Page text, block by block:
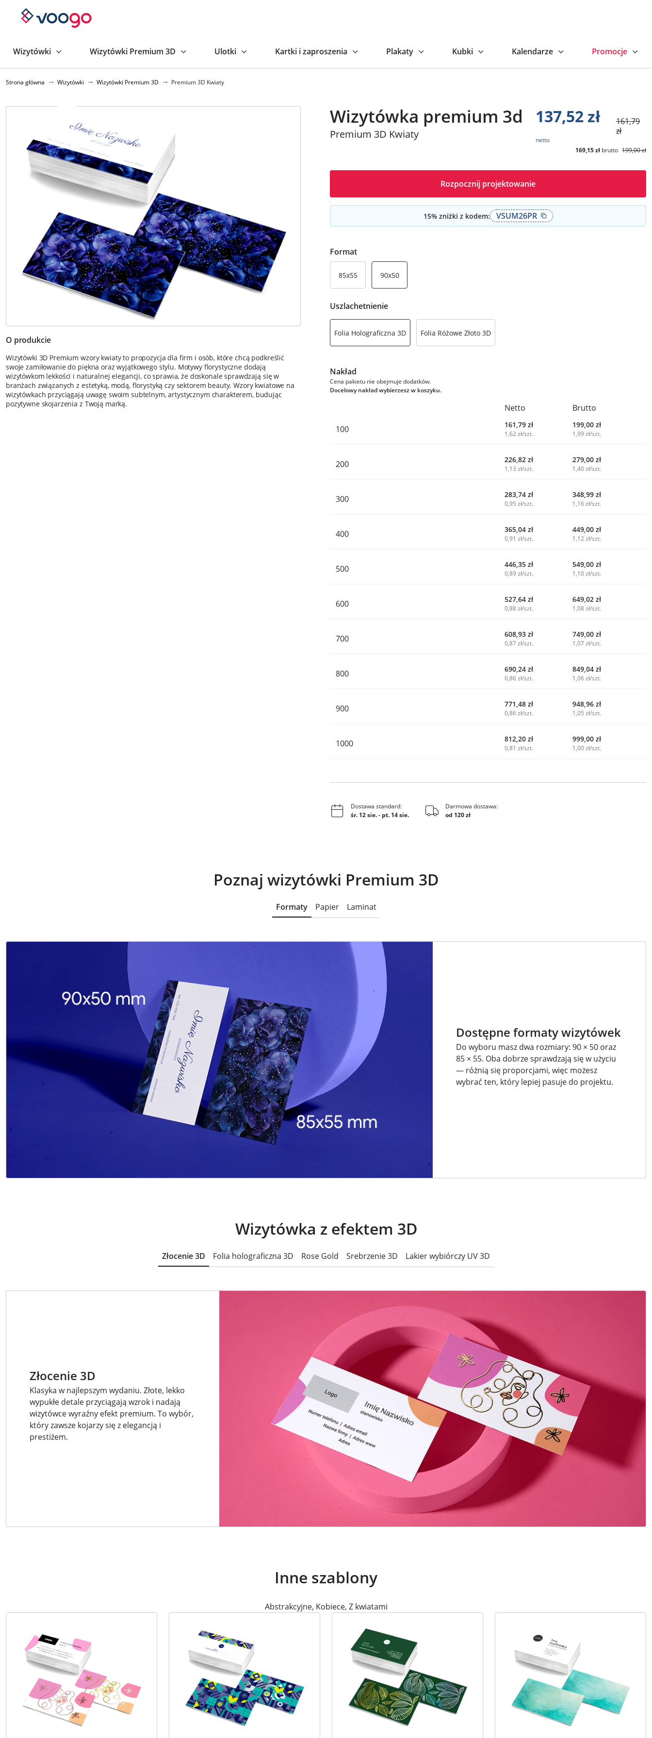
Wizytówki Wizytówki Premium 3D Ulotki Kartki i zaproszenia Plakaty Kubki Kalendarze Promocje
Strona główna Wizytówki Wizytówki Premium 3D Premium 3D Kwiaty
O produkcie
Wizytówki 3D Premium wzory kwiaty to propozycja dla firm i osób, które chcą podkreślić
swoje zamiłowanie do piękna oraz wyjątkowego stylu. Motywy florystyczne dodają
wizytówkom lekkości i naturalnej elegancji, co sprawia, że doskonale sprawdzają się w
branżach związanych z estetyką, modą, florystyką czy sektorem beauty. Wzory kwiatowe na
wizytówkach przyciągają uwagę swoim subtelnym, artystycznym charakterem, budując
pozytywne skojarzenia z Twoją marką.
Wizytówka premium 3d
Premium 3D Kwiaty
137,52zł
netto
161,79
zł
169,15zł brutto 199,00zł
Rozpocznij projektowanie
15% zniżki z kodem: VSUM26PR
Format
85x55 90x50
Uszlachetnienie
Folia Holograficzna 3D Folia Różowe Złoto 3D
Nakład
Cena pakietu nie obejmuje dodatków.
Docelowy nakład wybierzesz w koszyku.
Netto
Brutto
100
161,79 zł
1,62 zł/szt.
199,00 zł
1,99 zł/szt.
200 226,82 zł
1,13 zł/szt.
279,00 zł
1,40 zł/szt.
300 283,74 zł
0,95 zł/szt.
348,99 zł
1,16 zł/szt.
400 365,04 zł
0,91 zł/szt.
449,00 zł
1,12 zł/szt.
500 446,35 zł
0,89 zł/szt.
549,00 zł
1,10 zł/szt.
600 527,64 zł
0,88 zł/szt.
649,02 zł
1,08 zł/szt.
700 608,93 zł
0,87 zł/szt.
749,00 zł
1,07 zł/szt.
800 690,24 zł
0,86 zł/szt.
849,04 zł
1,06 zł/szt.
900 771,48 zł
0,86 zł/szt.
948,96 zł
1,05 zł/szt.
1000 812,20 zł
0,81 zł/szt.
999,00 zł
1,00 zł/szt.
Dostawa standard:
śr. 12 sie.- pt. 14 sie.
Darmowa dostawa:
od 120 zł
Poznaj wizytówki Premium 3D
Formaty Papier Laminat
Dostępne formaty wizytówek
Do wyboru masz dwa rozmiary: 90 × 50 oraz
85 × 55. Oba dobrze sprawdzają się w użyciu
— różnią się proporcjami, więc możesz
wybrać ten, który lepiej pasuje do projektu.
Wizytówka z efektem 3D
Złocenie 3D Folia holograficzna 3D Rose Gold Srebrzenie 3D Lakier wybiórczy UV 3D
Złocenie 3D
Klasyka w najlepszym wydaniu. Złote, lekko
wypukłe detale przyciągają wzrok i nadają
wizytówce wyraźny efekt premium. To wybór,
który zawsze kojarzy się z elegancją i
prestiżem.
Inne szablony
Abstrakcyjne, Kobiece, Z kwiatami